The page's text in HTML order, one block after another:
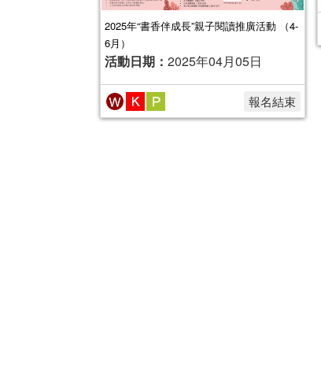
2025年“書香伴成長”親子閱讀推廣活動 （4-
6月）
活動日期： 2025年04月05日
報名結束